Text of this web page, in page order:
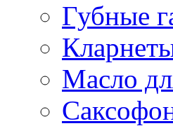
Губные
Масло